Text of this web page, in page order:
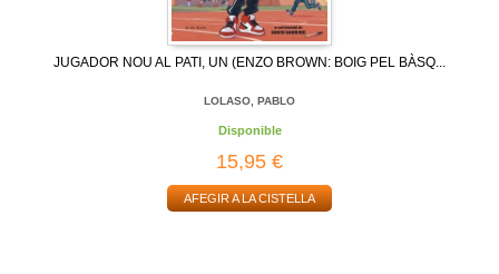
JUGADOR NOU AL PATI, UN (ENZO BROWN: BOIG PEL BÀSQ...
LOLASO, PABLO
Disponible
15,95 €
AFEGIR A LA CISTELLA